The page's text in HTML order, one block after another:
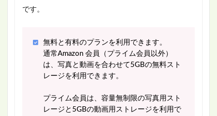
です。
無料と有料のプランを利用できます。
通常Amazon 会員（プライム会員以外）
は、写真と動画を合わせて5GBの無料スト
レージを利用できます。
プライム会員は、容量無制限の写真用スト
レージと5GBの動画用ストレージを利用で